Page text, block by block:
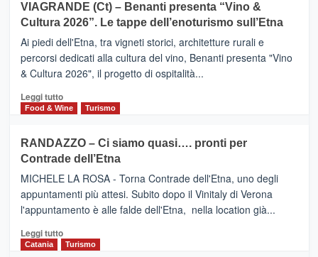
Anche
la
Alcantara
nei
primi
nella
classifica
IL
SAN
DOMENICO
PALACE
TAORMINA,
UN
HOTEL
FOUR
IL
NUOVO
SUMMER
CLUB
VIAGRANDE (Ct) – Benanti presenta “Vino &
Cultura 2026”. Le tappe dell’enoturismo sull’Etna
Ai piedi dell'Etna, tra vigneti storici, architetture rurali e
percorsi dedicati alla cultura del vino, Benanti presenta "Vino
& Cultura 2026", il progetto di ospitalità...
Leggi tuttoLeggi
di
VIAGRANDE
(Ct)
–
Benanti
presenta
“Vino
&
Cultura
Food & Wine Turismo
RANDAZZO – Ci siamo quasi…. pronti per
Contrade dell’Etna
MICHELE LA ROSA - Torna Contrade dell'Etna, uno degli
appuntamenti più attesi. Subito dopo il Vinitaly di Verona
l'appuntamento è alle falde dell'Etna, nella location già...
Leggi tuttoLeggi
di
Catania Turismo